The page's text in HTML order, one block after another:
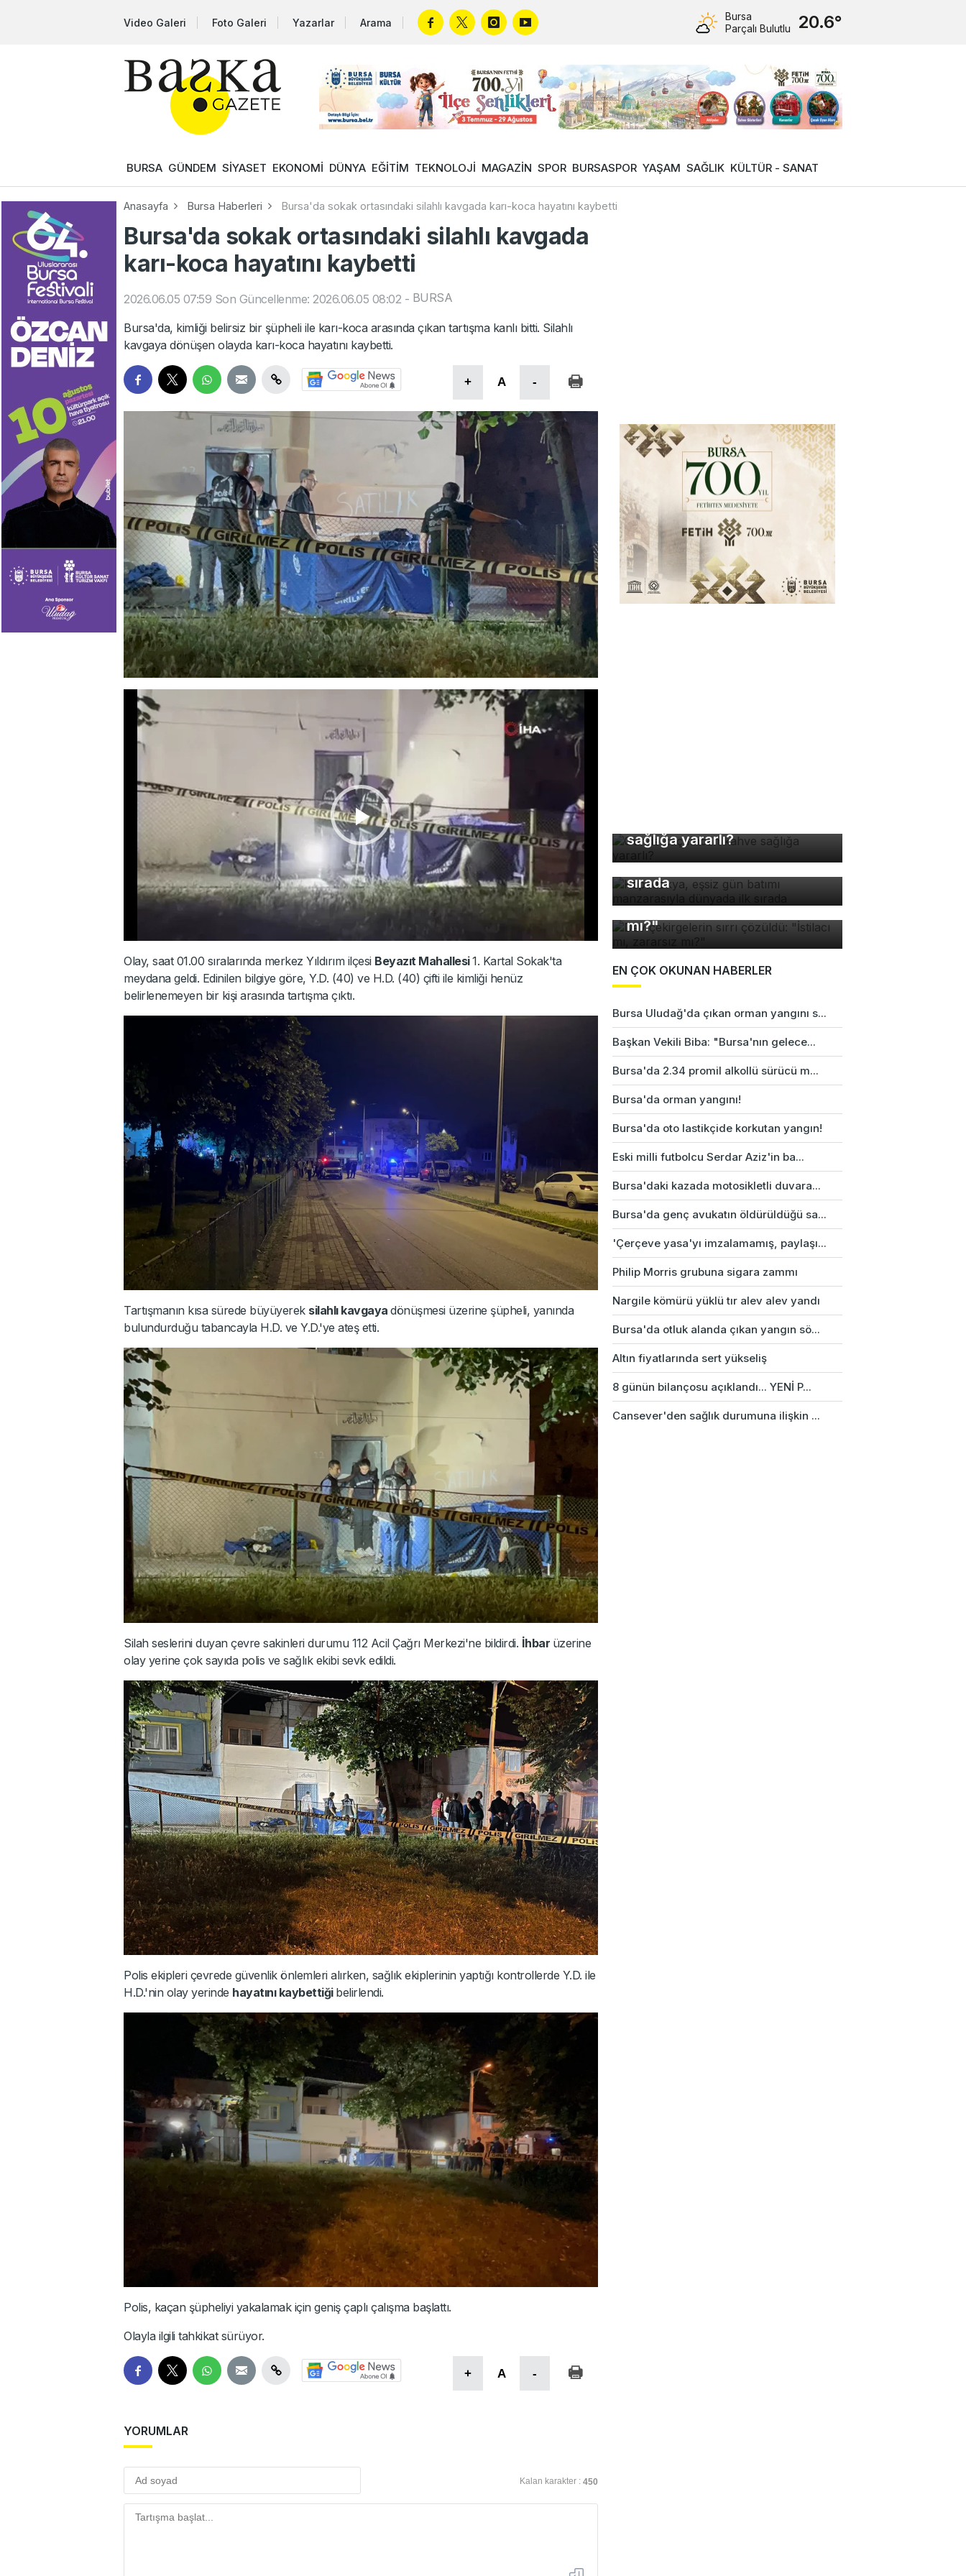
Video Galeri Foto Galeri Yazarlar Arama
Bursa
Parçalı Bulutlu
20.6°
BURSA GÜNDEM SİYASET EKONOMİ DÜNYA EĞİTİM TEKNOLOJİ MAGAZİN SPOR BURSASPOR YAŞAM SAĞLIK KÜLTÜR - SANAT
Anasayfa Bursa Haberleri Bursa'da sokak ortasındaki silahlı kavgada karı-koca hayatını kaybetti
Bursa'da sokak ortasındaki silahlı kavgada
karı-koca hayatını kaybetti
2026.06.05 07:59 Son Güncellenme: 2026.06.05 08:02 - BURSA
Bursa'da, kimliği belirsiz bir şüpheli ile karı-koca arasında çıkan tartışma kanlı bitti. Silahlı
kavgaya dönüşen olayda karı-koca hayatını kaybetti.
+ A -
Olay, saat 01.00 sıralarında merkez Yıldırım ilçesi Beyazıt Mahallesi1. Kartal Sokak'ta
meydana geldi. Edinilen bilgiye göre, Y.D. (40) ve H.D. (40) çifti ile kimliği henüz
belirlenemeyen bir kişi arasında tartışma çıktı.
Tartışmanın kısa sürede büyüyerek silahlı kavgaya dönüşmesi üzerine şüpheli, yanında
bulundurduğu tabancayla H.D. ve Y.D.'ye ateş etti.
Silah seslerini duyan çevre sakinleri durumu 112 Acil Çağrı Merkezi'ne bildirdi. İhbar üzerine
olay yerine çok sayıda polis ve sağlık ekibi sevk edildi.
Polis ekipleri çevrede güvenlik önlemleri alırken, sağlık ekiplerinin yaptığı kontrollerde Y.D. ile
H.D.'nin olay yerinde hayatını kaybettiği belirlendi.
Polis, kaçan şüpheliyi yakalamak için geniş çaplı çalışma başlattı.
Olayla ilgili tahkikat sürüyor.
+ A -
YORUMLAR
Kalan karakter : 450
sağlığa yararlı?
Kapadokya, eşsiz gün batımı
manzarasıyla dünyada ilk
sırada
Dev çekirgelerin sırrı
çözüldü: "İstilacı mı, zararsız
mı?"
EN ÇOK OKUNAN HABERLER
Bursa Uludağ'da çıkan orman yangını s...
Başkan Vekili Biba: "Bursa'nın gelece...
Bursa'da 2.34 promil alkollü sürücü m...
Bursa'da orman yangını!
Bursa'da oto lastikçide korkutan yangın!
Eski milli futbolcu Serdar Aziz'in ba...
Bursa'daki kazada motosikletli duvara...
Bursa'da genç avukatın öldürüldüğü sa...
'Çerçeve yasa'yı imzalamamış, paylaşı...
Philip Morris grubuna sigara zammı
Nargile kömürü yüklü tır alev alev yandı
Bursa'da otluk alanda çıkan yangın sö...
Altın fiyatlarında sert yükseliş
8 günün bilançosu açıklandı... YENİ P...
Cansever'den sağlık durumuna ilişkin ...